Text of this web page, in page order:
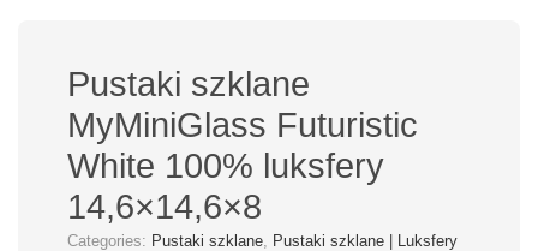
Pustaki szklane
MyMiniGlass Futuristic
White 100% luksfery
14,6×14,6×8
Categories: Pustaki szklane
Pustaki szklane | Luksfery